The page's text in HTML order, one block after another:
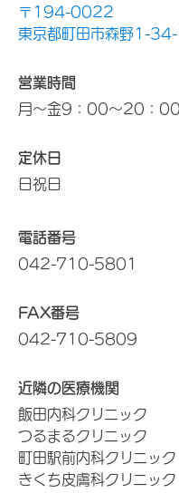
〒194-0022
東京都町田市森野1-
営業時間
月～金9：00～20：
定休日
日祝日
電話番号
042-710-5801
FAX番号
042-710-5809
近隣の医療機関
飯田内科クリニック
つるまるクリニック
町田駅前内科クリニック
きくち皮膚科クリニック